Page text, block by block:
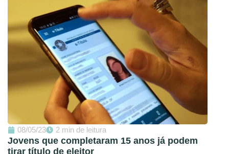
08/05/23 2 min de leitura
Jovens que completaram 15 anos já podem
tirar título de eleitor